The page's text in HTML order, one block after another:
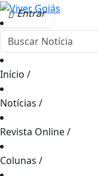
Entrar
Início /
Notícias /
Revista Online/
Colunas /